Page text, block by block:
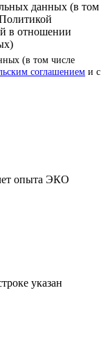
данных (в том
в отношении
(в том числе
соглашением и с
опыта ЭКО
указан